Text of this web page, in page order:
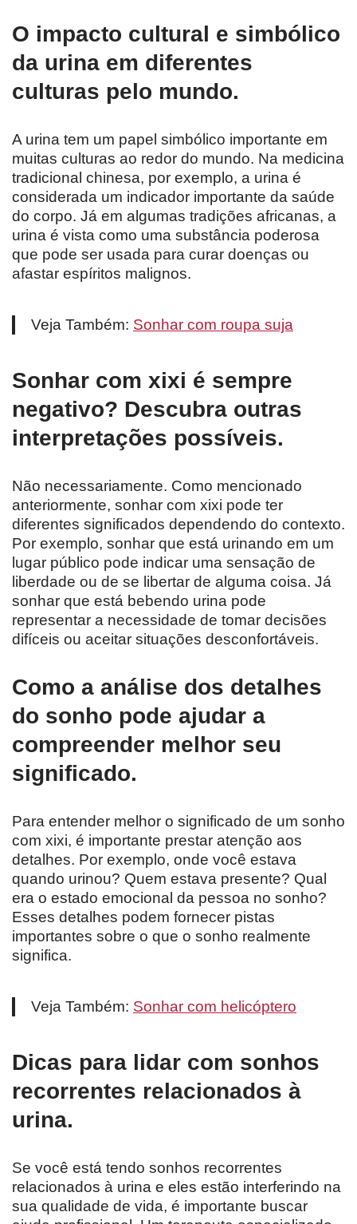
O impacto cultural e simbólico
da urina em diferentes
culturas pelo mundo.
A urina tem um papel simbólico importante em
muitas culturas ao redor do mundo. Na medicina
tradicional chinesa, por exemplo, a urina é
considerada um indicador importante da saúde
do corpo. Já em algumas tradições africanas, a
urina é vista como uma substância poderosa
que pode ser usada para curar doenças ou
afastar espíritos malignos.
Veja Também: Sonhar com roupa suja
Sonhar com xixi é sempre
negativo? Descubra outras
interpretações possíveis.
Não necessariamente. Como mencionado
anteriormente, sonhar com xixi pode ter
diferentes significados dependendo do contexto.
Por exemplo, sonhar que está urinando em um
lugar público pode indicar uma sensação de
liberdade ou de se libertar de alguma coisa. Já
sonhar que está bebendo urina pode
representar a necessidade de tomar decisões
difíceis ou aceitar situações desconfortáveis.
Como a análise dos detalhes
do sonho pode ajudar a
compreender melhor seu
significado.
Para entender melhor o significado de um sonho
com xixi, é importante prestar atenção aos
detalhes. Por exemplo, onde você estava
quando urinou? Quem estava presente? Qual
era o estado emocional da pessoa no sonho?
Esses detalhes podem fornecer pistas
importantes sobre o que o sonho realmente
significa.
Veja Também: Sonhar com helicóptero
Dicas para lidar com sonhos
recorrentes relacionados à
urina.
Se você está tendo sonhos recorrentes
relacionados à urina e eles estão interferindo na
sua qualidade de vida, é importante buscar